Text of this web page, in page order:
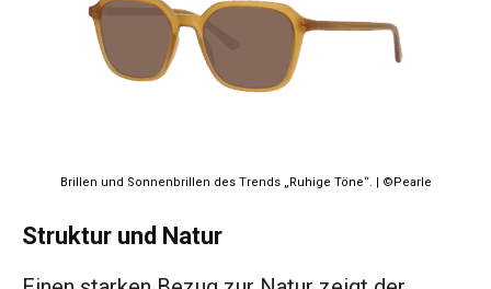
Brillen und Sonnenbrillen des Trends „Ruhige Töne“. | ©Pearle
Struktur und Natur